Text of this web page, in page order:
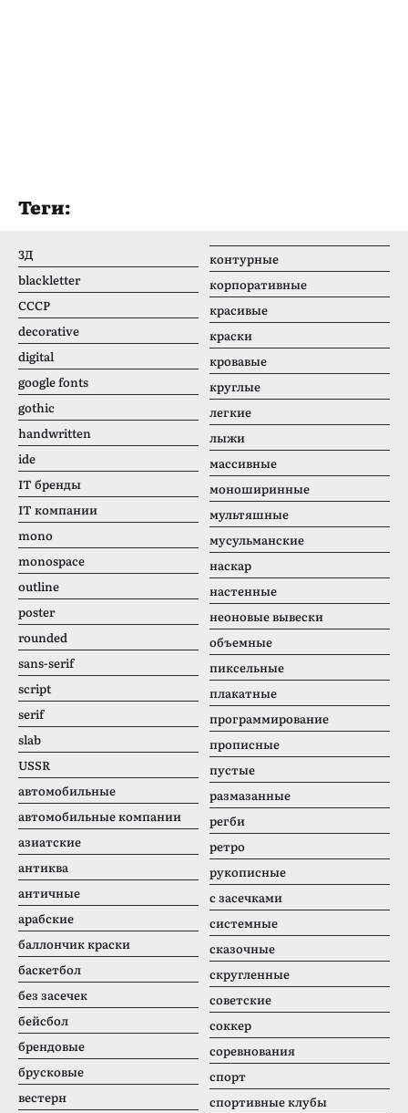
Теги:
3Д
blackletter
CCCР
decorative
digital
google fonts
gothic
handwritten
ide
IT бренды
IT компании
mono
monospace
outline
poster
rounded
sans-serif
script
serif
slab
USSR
автомобильные
автомобильные компании
азиатские
антиква
античные
арабские
баллончик краски
баскетбол
без засечек
бейсбол
брендовые
брусковые
вестерн
контурные
корпоративные
красивые
краски
кровавые
круглые
легкие
лыжи
массивные
моноширинные
мультяшные
мусульманские
наскар
настенные
неоновые вывески
объемные
пиксельные
плакатные
программирование
прописные
пустые
размазанные
регби
ретро
рукописные
с засечками
системные
сказочные
скругленные
советские
соккер
соревнования
спорт
спортивные клубы